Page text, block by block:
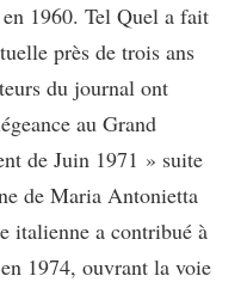
1960. Tel Quel a fait
près de trois ans
du journal ont
au Grand
de Juin 1971 » suite
de Maria Antonietta
italienne a contribué à
1974, ouvrant la voie